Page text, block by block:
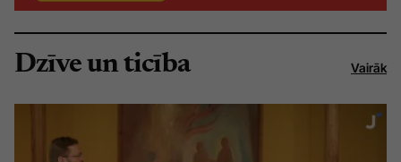
Dzīve un ticība Vairāk